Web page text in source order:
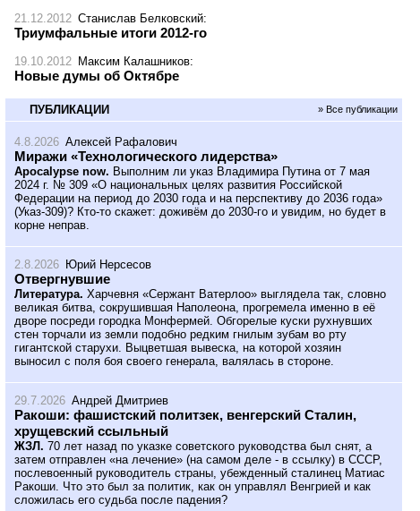
21.12.2012 Станислав Белковский:
Триумфальные итоги 2012-го
19.10.2012 Максим Калашников:
Новые думы об Октябре
ПУБЛИКАЦИИ » Все публикации
4.8.2026 Алексей Рафалович
Миражи «Технологического лидерства»
Apocalypse now. Выполним ли указ Владимира Путина от 7 мая
2024 г. № 309 «О национальных целях развития Российской
Федерации на период до 2030 года и на перспективу до 2036 года»
(Указ-309)? Кто-то скажет: доживём до 2030-го и увидим, но будет в
корне неправ.
2.8.2026 Юрий Нерсесов
Отвергнувшие
Литература. Харчевня «Сержант Ватерлоо» выглядела так, словно
великая битва, сокрушившая Наполеона, прогремела именно в её
дворе посреди городка Монфермей. Обгорелые куски рухнувших
стен торчали из земли подобно редким гнилым зубам во рту
гигантской старухи. Выцветшая вывеска, на которой хозяин
выносил с поля боя своего генерала, валялась в стороне.
29.7.2026 Андрей Дмитриев
Ракоши: фашистский политзек, венгерский Сталин,
хрущевский ссыльный
ЖЗЛ. 70 лет назад по указке советского руководства был снят, а
затем отправлен «на лечение» (на самом деле - в ссылку) в СССР,
послевоенный руководитель страны, убежденный сталинец Матиас
Ракоши. Что это был за политик, как он управлял Венгрией и как
сложилась его судьба после падения?